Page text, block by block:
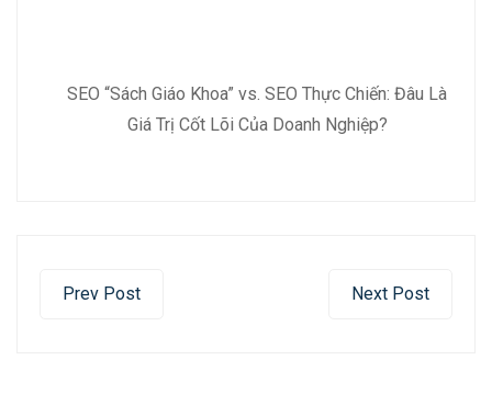
SEO “Sách Giáo Khoa” vs. SEO Thực Chiến: Đâu Là
Giá Trị Cốt Lõi Của Doanh Nghiệp?
Prev Post Next Post